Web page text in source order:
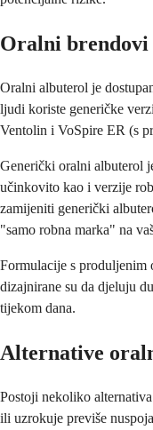
Oralni
Oralni albuterol je
ljudi koriste generičke
Ventolin i VoSpire ER (s
Generički oralni albuterol
učinkovito kao i verzije
zamijeniti generički
"samo robna marka" na
Formulacije s produljenim
dizajnirane su da djeluju
tijekom dana.
Alternative
Postoji nekoliko
ili uzrokuje previše